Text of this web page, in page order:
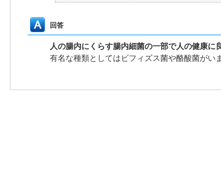
回答
人の腸内にくらす腸内細菌の一部で人の健康に
有名な種類としてはビフィズス菌や酪酸菌がい